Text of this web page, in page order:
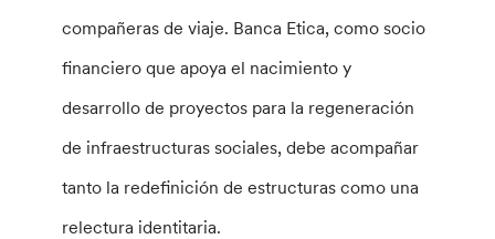
compañeras de viaje. Banca Etica, como socio
financiero que apoya el nacimiento y
desarrollo de proyectos para la regeneración
de infraestructuras sociales, debe acompañar
tanto la redefinición de estructuras como una
relectura identitaria.